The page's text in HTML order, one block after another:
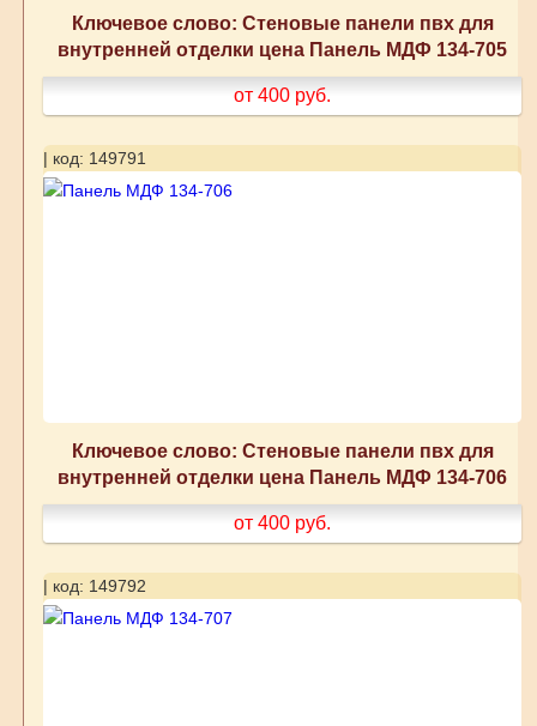
Ключевое слово: Стеновые панели пвх для
внутренней отделки цена Панель МДФ 134-705
от 400 руб.
| код: 149791
Ключевое слово: Стеновые панели пвх для
внутренней отделки цена Панель МДФ 134-706
от 400 руб.
| код: 149792